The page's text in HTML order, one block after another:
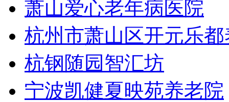
萧山爱心老年病医院
杭州市萧山区开元乐
杭钢随园智汇坊
宁波凯健夏映苑养老院